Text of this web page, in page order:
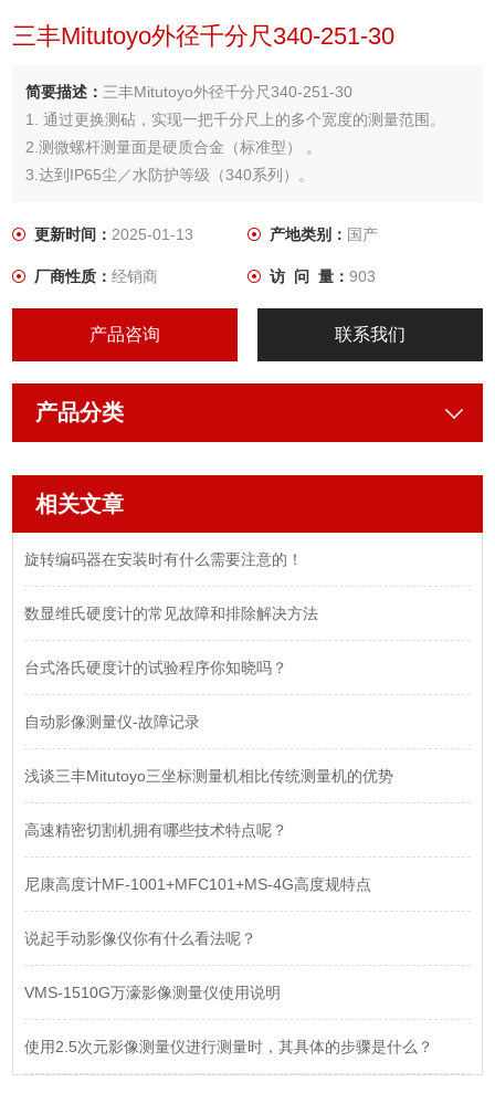
三丰Mitutoyo外径千分尺340-251-30
简要描述： 三丰Mitutoyo外径千分尺340-251-30
1. 通过更换测砧，实现一把千分尺上的多个宽度的测量范围。
2.测微螺杆测量面是硬质合金（标准型） 。
3.达到IP65尘／水防护等级（340系列）。
更新时间：2025-01-13 产地类别： 国产
厂商性质：经销商 访 问 量： 903
产品咨询 联系我们
产品分类
相关文章
旋转编码器在安装时有什么需要注意的！
数显维氏硬度计的常见故障和排除解决方法
台式洛氏硬度计的试验程序你知晓吗？
自动影像测量仪-故障记录
浅谈三丰Mitutoyo三坐标测量机相比传统测量机的优势
高速精密切割机拥有哪些技术特点呢？
尼康高度计MF-1001+MFC101+MS-4G高度规特点
说起手动影像仪你有什么看法呢？
VMS-1510G万濠影像测量仪使用说明
使用2.5次元影像测量仪进行测量时，其具体的步骤是什么？